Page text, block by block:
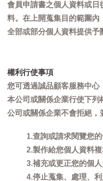
會員申請書之個人資料或
料。在上開蒐集目的範圍
全部或部分個人資料提供予
權利行使事項
您可透過誠品顧客服務中心
本公司或關係企業行使下
公司或關係企業不會拒絕，
1.查詢或請求閱覽您的
2.製作給您個人資料複
3.補充或更正您的個人
4.停止蒐集、處理、